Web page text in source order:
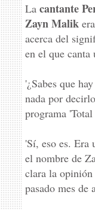
La cantante
Zayn Malik
acerca del
en el que canta
'¿Sabes que
nada por
programa
'Sí, eso es. Era
el nombre de
clara la
pasado mes de